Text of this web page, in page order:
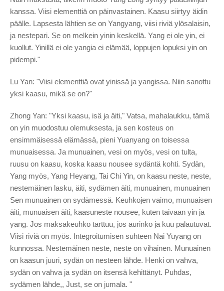
kanssa. Viisi elementtiä on päinvastainen. Kaasu siirtyy äidin
päälle. Lapsesta lähtien se on Yangyang, viisi riviä ylösalaisin,
ja nestepari. Se on melkein yinin keskellä. Yang ei ole yin, ei
kuollut. Yinillä ei ole yangia ei elämää, loppujen lopuksi yin on
pidempi."
Lu Yan: "Viisi elementtiä ovat yinissä ja yangissa. Niin sanottu
yksi kaasu, mikä se on?"
Zhong Yan: "Yksi kaasu, isä ja äiti," Vatsa, mahalaukku, tämä
on yin muodostuu olemuksesta, ja sen kosteus on
ensimmäisessä elämässä, pieni Yuanyang on toisessa
munuaisessa. Ja munuainen, vesi on myös, vesi on tulta,
ruusu on kaasu, koska kaasu nousee sydäntä kohti. Sydän,
Yang myös, Yang Heyang, Tai Chi Yin, on kaasu neste, neste,
nestemäinen lasku, äiti, sydämen äiti, munuainen, munuainen
Sen munuainen on sydämessä. Keuhkojen vaimo, munuaisen
äiti, munuaisen äiti, kaasuneste nousee, kuten taivaan yin ja
yang. Jos maksakeuhko tarttuu, jos aurinko ja kuu palautuvat.
Viisi riviä on myös. Integroitumisen suhteen Nai Yuyang on
kunnossa. Nestemäinen neste, neste on vihainen. Munuainen
on kaasun juuri, sydän on nesteen lähde. Henki on vahva,
sydän on vahva ja sydän on itsensä kehittänyt. Puhdas,
sydämen lähde,, Just, se on jumala. "